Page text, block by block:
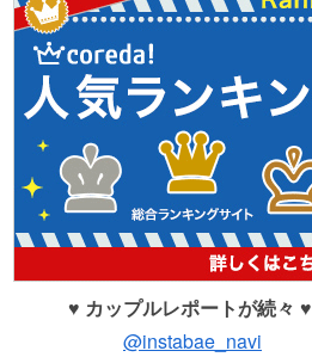
♥ カップルレポートが続々 ♥
@instabae_navi